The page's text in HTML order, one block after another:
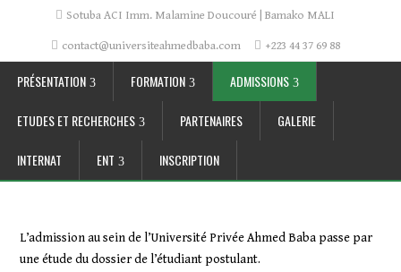
Sotuba ACI Imm. Malamine Doucouré | Bamako MALI
contact@universiteahmedbaba.com +223 44 37 69 88
PRÉSENTATION FORMATION ADMISSIONS
ETUDES ET RECHERCHES PARTENAIRES GALERIE
INTERNAT ENT INSCRIPTION
L’admission au sein de l’Université Privée Ahmed Baba passe par
une étude du dossier de l’étudiant postulant.